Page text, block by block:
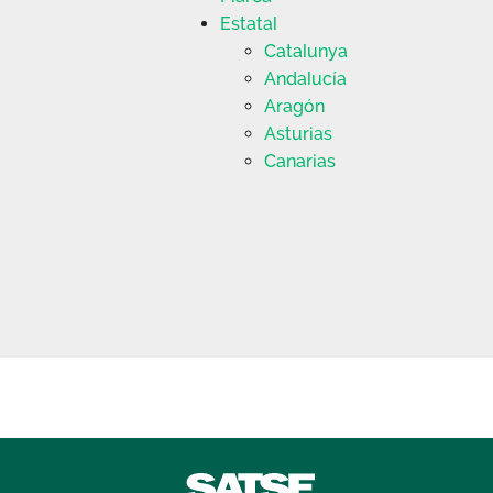
Estatal
Catalunya
Andalucía
Aragón
Asturias
Canarias